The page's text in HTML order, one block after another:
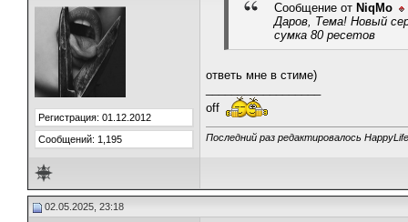
Регистрация: 01.12.2012
Сообщений: 1,195
Сообщение от NiqMo
Даров, Тема! Новый
сумка 80 ресетов
ответь мне в стиме)
off
Последний раз редактировалось
02.05.2025, 23:18